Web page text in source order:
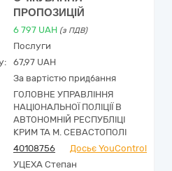
ПРОПОЗИЦІЙ
6 797 UAH (з ПДВ)
Послуги
67,97 UAH
За вартістю придбання
ГОЛОВНЕ УПРАВЛІННЯ
НАЦІОНАЛЬНОЇ ПОЛІЦІЇ В
АВТОНОМНІЙ РЕСПУБЛІЦІ
КРИМ ТА М. СЕВАСТОПОЛІ
40108756
Досьє YouControl
УЦЕХА Степан